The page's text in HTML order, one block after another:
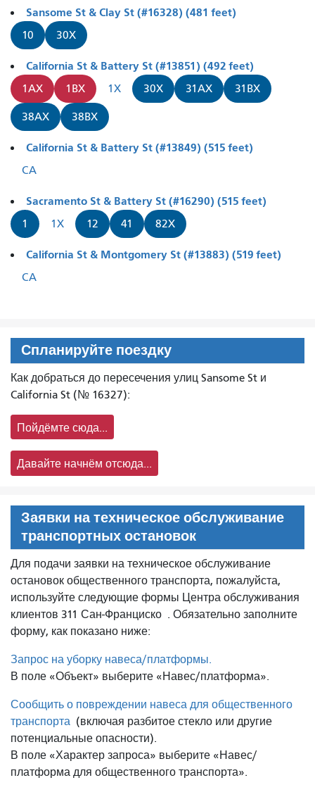
Sansome St & Clay St (#16328) (481 feet)
10 30X
California St & Battery St (#13851) (492 feet)
1AX 1BX 1X 30X 31AX 31BX
38AX 38BX
California St & Battery St (#13849) (515 feet)
CA
Sacramento St & Battery St (#16290) (515 feet)
1 1X 12 41 82X
California St & Montgomery St (#13883) (519 feet)
CA
Спланируйте поездку
Как добраться до пересечения улиц Sansome St и
California St (№ 16327):
Пойдёмте сюда...
Давайте начнём отсюда...
Заявки на техническое обслуживание
транспортных остановок
Для подачи заявки на техническое обслуживание
остановок общественного транспорта, пожалуйста,
используйте следующие формы Центра обслуживания
клиентов 311 Сан-Франциско . Обязательно заполните
форму, как показано ниже:
Запрос на уборку навеса/платформы.
В поле «Объект» выберите «Навес/платформа».
Сообщить о повреждении навеса для общественного
транспорта (включая разбитое стекло или другие
потенциальные опасности).
В поле «Характер запроса» выберите «Навес/
платформа для общественного транспорта».